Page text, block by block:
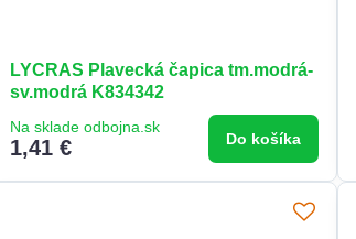
LYCRAS Plavecká čapica tm.modrá-
sv.modrá K834342
Na sklade odbojna.sk
1,41 € Do košíka